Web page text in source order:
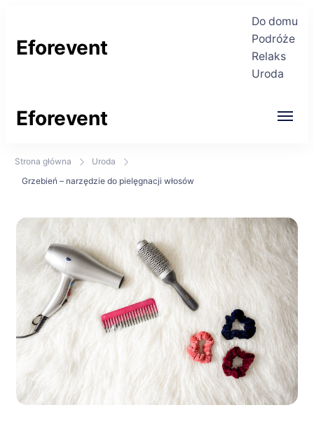
Eforevent
Do domu
Podróże
Relaks
Uroda
Eforevent
Najświeższe informacje
Strona główna
Uroda
Grzebień – narzędzie do pielęgnacji włosów